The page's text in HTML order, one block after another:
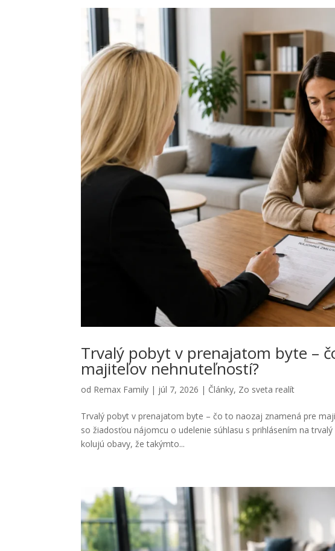
Trvalý pobyt v prenajatom byte –
majiteľov nehnuteľností?
od Remax Family | júl 7, 2026 | Články, Zo sveta realít
Trvalý pobyt v prenajatom byte – čo to naozaj znamená pre
so žiadosťou nájomcu o udelenie súhlasu s prihlásením na
kolujú obavy, že takýmto...